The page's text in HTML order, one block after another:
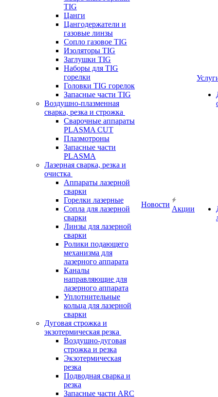
TIG
Цанги
Цангодержатели и
газовые линзы
Сопло газовое TIG
Изоляторы TIG
Заглушки TIG
Наборы для TIG
горелки
Головки TIG горелок
Запасные части TIG
Воздушно-плазменная
сварка, резка и строжка
Сварочные аппараты
PLASMA CUT
Плазмотроны
Запасные части
PLASMA
Лазерная сварка, резка и
очистка
Аппараты лазерной
сварки
Горелки лазерные
Сопла для лазерной
сварки
Линзы для лазерной
сварки
Ролики подающего
механизма для
лазерного аппарата
Каналы
направляющие для
лазерного аппарата
Уплотнительные
кольца для лазерной
сварки
Дуговая строжка и
экзотермическая резка
Воздушно-дуговая
строжка и резка
Экзотермическая
резка
Подводная сварка и
резка
Запасные части ARC
Новости
Акции